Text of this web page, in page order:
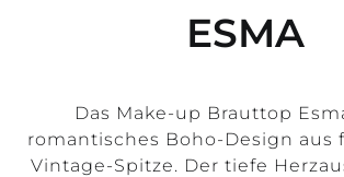
ESMA
Das Make-up Brauttop
romantisches Boho-Design aus
Vintage-Spitze. Der tiefe